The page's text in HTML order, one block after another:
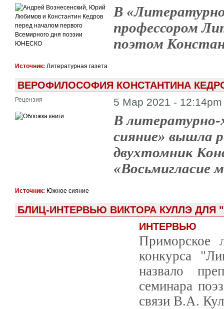
В
профессором
поэтом
Источник: Литературная газета
ВЕРОФИЛОСОФИЯ КОНСТАНТИНА
Рецензия 5 Мар 2021 - 12:14pm
В
сияние» вышла
двухтомник
«Восьмигласие
Источник: Южное сияние
БЛИЦ-ИНТЕРВЬЮ ВИКТОРА КУЛЛЭ ДЛЯ
ИНТЕРВЬЮ
Приморское
конкурса
назвало
семинара
связи В.А.